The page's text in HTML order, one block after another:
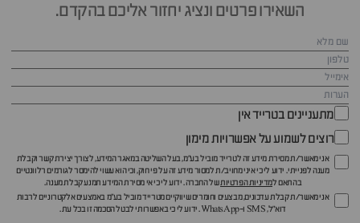
השאירו פרטים ונציג יחזור אליכם בהקדם.
מתעניינים בטרייד אין
רוצים לשמוע על אפשרויות מימון
אני מאשר/ת מסירת מידע זה לטרייד מוביל בע"מ, בעל השליטה במאגר המידע, לצורך יצירת קשר וקבלת
מענה לפנייתי. ידוע לי כי איני מחויב/ת למסור מידע זה על פי חוק, וכי הוא עשוי להימסר לגורמים רלוונטיים
בהתאם למדיניות הפרטיותשל החברה. ידוע לי כי אי מסירת המידע תמנע קבלת מענה.
אני מאשר/ת קבלת עדכונים, מבצעים וחומרים שיווקיים מטרייד מוביל בע"מ באמצעים אלקטרוניים לרבות
דוא״ל, SMS ו-WhatsApp. ידוע לי כי באפשרותי לבטל הסכמה זו בכל עת.